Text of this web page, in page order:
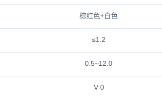
棕红色+白色
≤1.2
0.5~12.0
V-0